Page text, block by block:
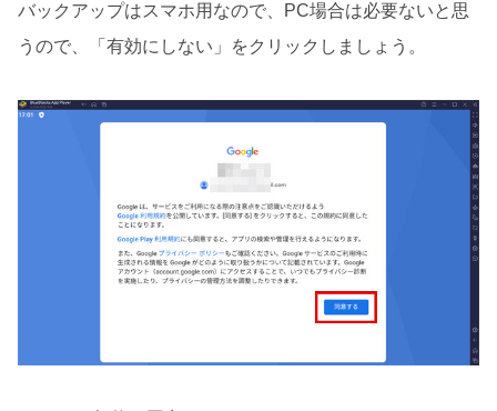
バックアップはスマホ用なので、PC場合は必要ないと思
うので、「有効にしない」をクリックしましょう。